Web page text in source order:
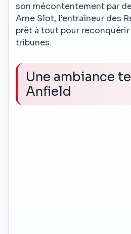
son mécontentement par
Arne Slot, l’entraîneur des
prêt à tout pour
tribunes.
Une ambiance
Anfield